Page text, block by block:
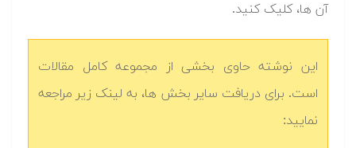
آن ها، کلیک کنید.
این نوشته حاوی بخشی از مجموعه کامل مقالات
است. برای دریافت سایر بخش ها، به لینک زیر مراجعه
نمایید: